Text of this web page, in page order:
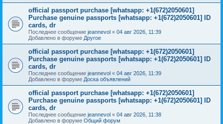
official passport purchase [whatsapp: +1(672)2050601]
Purchase genuine passports [whatsapp: +1(672)2050601] ID
cards, dr
Последнее сообщение jeannevol « 04 авг 2026, 11:39
Добавлено в форуме Другое
official passport purchase [whatsapp: +1(672)2050601]
Purchase genuine passports [whatsapp: +1(672)2050601] ID
cards, dr
Последнее сообщение jeannevol « 04 авг 2026, 11:39
Добавлено в форуме Доска объявлений
official passport purchase [whatsapp: +1(672)2050601]
Purchase genuine passports [whatsapp: +1(672)2050601] ID
cards, dr
Последнее сообщение jeannevol « 04 авг 2026, 11:38
Добавлено в форуме Общий форум